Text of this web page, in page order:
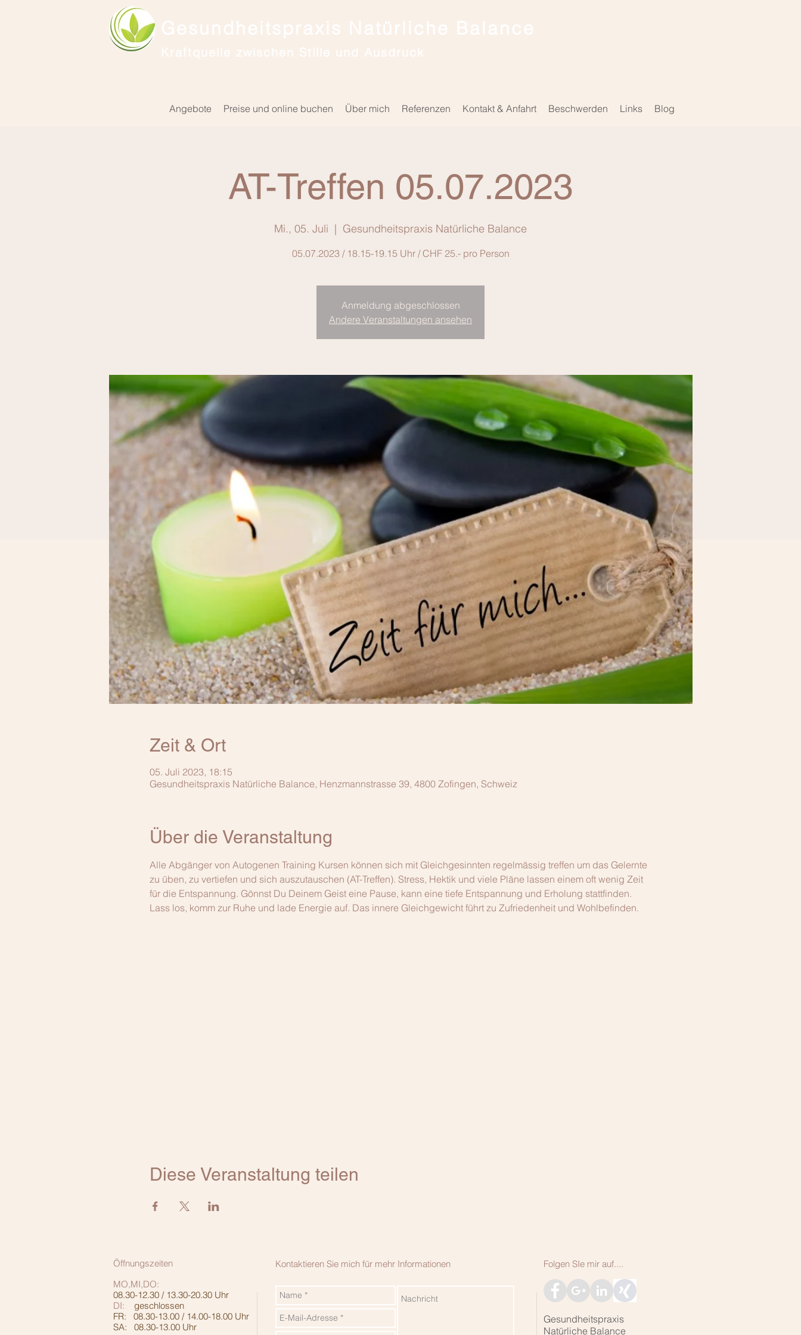
Angebote Preise und online buchen Über mich Referenzen Kontakt & Anfahrt Beschwerden Links Blog
AT-Treffen 05.07.2023
Mi., 05. Juli
  |
Gesundheitspraxis Natürliche Balance
05.07.2023 / 18.15-19.15 Uhr / CHF 25.- pro Person
Anmeldung abgeschlossen
Andere Veranstaltungen ansehen
Zeit & Ort
05. Juli 2023, 18:15
Gesundheitspraxis Natürliche Balance, Henzmannstrasse 39, 4800 Zofingen, Schweiz
Über die Veranstaltung
Alle Abgänger von Autogenen Training Kursen können sich mit Gleichgesinnten regelmässig treffen um das Gelernte
zu üben, zu vertiefen und sich auszutauschen (AT-Treffen). Stress, Hektik und viele Pläne lassen einem oft wenig Zeit
für die Entspannung. Gönnst Du Deinem Geist eine Pause, kann eine tiefe Entspannung und Erholung stattfinden.
Lass los, komm zur Ruhe und lade Energie auf. Das innere Gleichgewicht führt zu Zufriedenheit und Wohlbefinden.
Diese Veranstaltung teilen
Folgen SIe mir auf....
Kontaktieren Sie mich für mehr Informationen
Öffnungszeiten
MO,MI,DO:
08.30-12.30 / 13.30-20.30 Uhr
DI: geschlossen
FR: 08.30-13.00 / 14.00-18.00 Uhr
SA: 08.30-13.00 Uhr
Gesundheitspraxis
Natürliche Balance